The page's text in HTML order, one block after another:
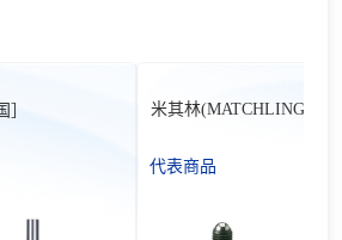
米其林(MATCHLING) [中国
代表商品